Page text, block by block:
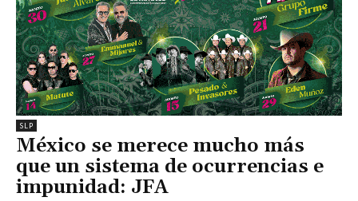
SLP
México se merece mucho más
que un sistema de ocurrencias e
impunidad: JFA